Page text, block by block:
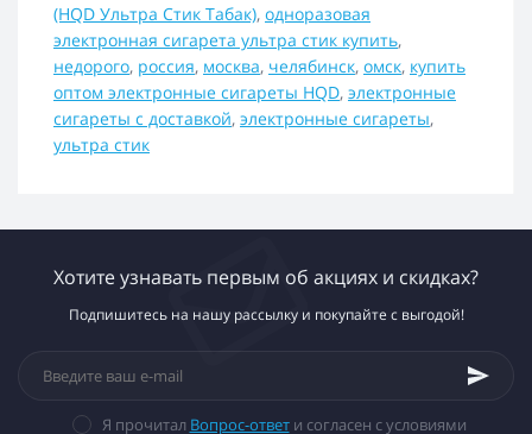
(HQD Ультра Стик Табак), одноразовая
электронная сигарета ультра стик купить,
недорого, россия, москва, челябинск, омск, купить
оптом электронные сигареты HQD, электронные
сигареты с доставкой, электронные сигареты,
ультра стик
Хотите узнавать первым об акциях и скидках?
Подпишитесь на нашу рассылку и покупайте с выгодой!
Я прочитал Вопрос-ответи согласен с условиями